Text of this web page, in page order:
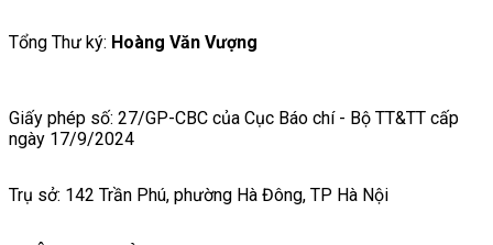
Tổng Thư ký: Hoàng Văn Vượng
Giấy phép số: 27/GP-CBC của Cục Báo chí - Bộ TT&TT cấp
ngày 17/9/2024
Trụ sở: 142 Trần Phú, phường Hà Đông, TP Hà Nội